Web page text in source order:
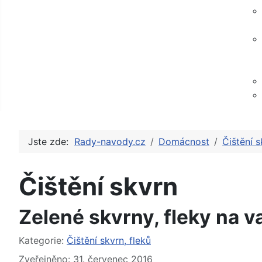
Jste zde: Rady-navody.cz Domácnost Čištění
Čištění skvrn
Zelené skvrny, fleky na
Základní údaje
Kategorie: Čištění skvrn, fleků
Zveřejněno: 31. červenec 2016